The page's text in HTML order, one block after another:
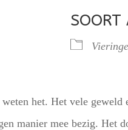
SOORT
het. Het vele
manier mee bezig. Het